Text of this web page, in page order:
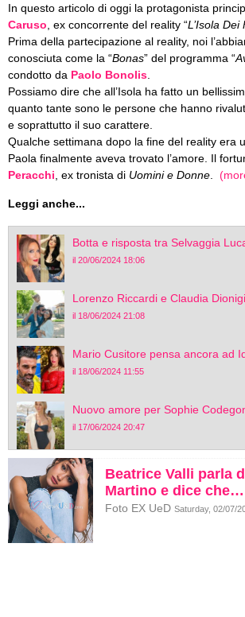
In questo articolo di oggi la protagonista
Caruso , ex concorrente del reality “L’Isola Dei
Prima della partecipazione al reality, noi
conosciuta come la “Bonas” del programma “
condotto da Paolo Bonolis
Possiamo dire che all’Isola ha fatto un
quanto tante sono le persone che hanno
e soprattutto il suo carattere.
Qualche settimana dopo la fine del reality era
Paola finalmente aveva trovato l’amore. Il
Peracchi , ex tronista di Uomini e Donne
Leggi anche...
Botta e risposta tra Selvaggia
il 20/06/2024 18:06
Lorenzo Riccardi e Claudia Dionigi
il 18/06/2024 21:08
Mario Cusitore pensa ancora ad
il 18/06/2024 11:55
Nuovo amore per Sophie
il 17/06/2024 20:47
Beatrice Valli parla
Martino e dice che…
Foto EX UeD Saturday, 02/07/